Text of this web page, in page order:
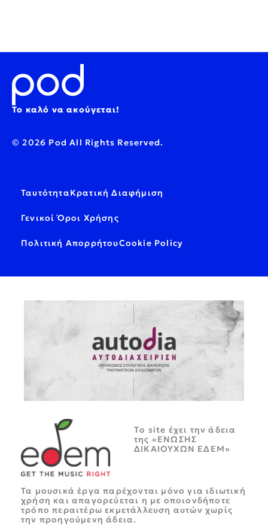
Το καλό να ακούγεται!
© 2026 Pod All Rights Reserved.
ΤαυτότηταΚρατική Διαφήμιση
Γενικοί Όροι Χρήσης
Πολιτική ΑπορρήτουCookie Policy
Tο site έχει την άδεια
της «ΕΝΩΣΗΣ
ΔΙΚΑΙΟΥΧΩΝ ΕΔΕΜ»
Τα μουσικά έργα παρέχονται μόνο για ιδιωτική
χρήση και απαγορεύεται η με οποιονδήποτε
τρόπο περαιτέρω εκμετάλλευση αυτών χωρίς
την προηγούμενη άδεια.